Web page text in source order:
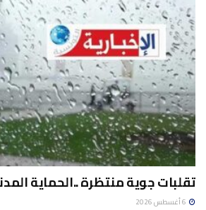
تقلبات جوية منتظرة ..الحماية